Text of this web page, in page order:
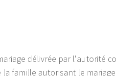
délivrée par l'autorité
la famille autorisant le